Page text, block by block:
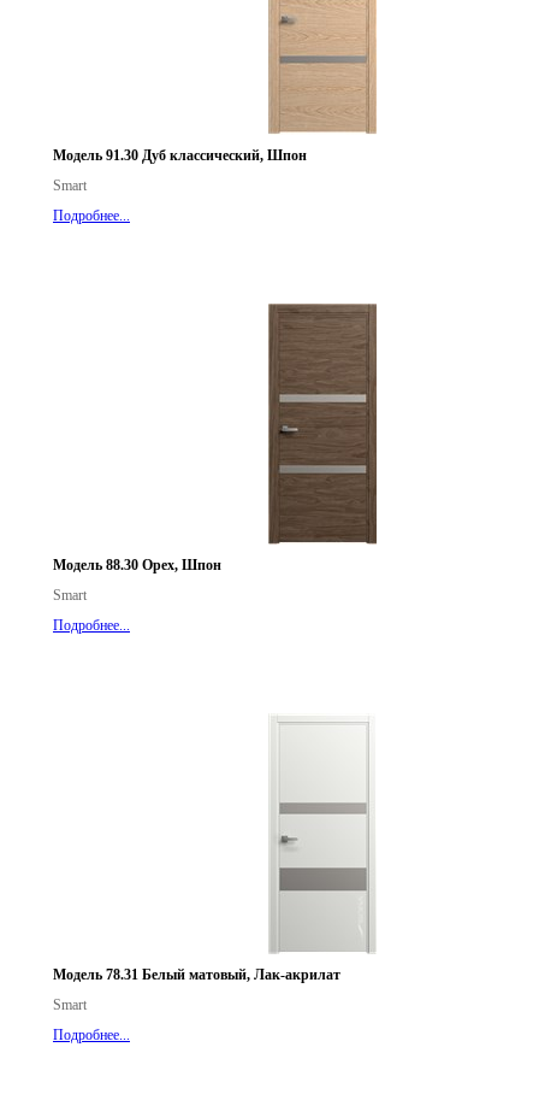
Модель 91.30 Дуб классический, Шпон
Smart
Подробнее...
Модель 88.30 Орех, Шпон
Smart
Подробнее...
Модель 78.31 Белый матовый, Лак-акрилат
Smart
Подробнее...